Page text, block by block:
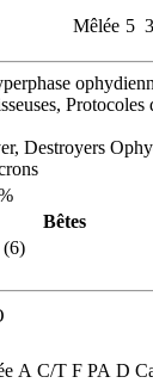
Mêlée 5
Protocoles
Destroyers
Bêtes
(6)
A C/T F PA D